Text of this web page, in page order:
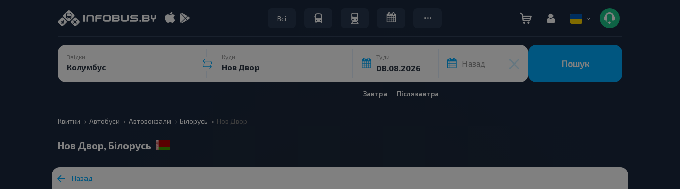
Всі
Звідки Куди Туди
Назад Пошук
Завтра Післязавтра
Квитки Автобуси Автовокзали Білорусь Нов Двор
Нов Двор, Білорусь
Назад